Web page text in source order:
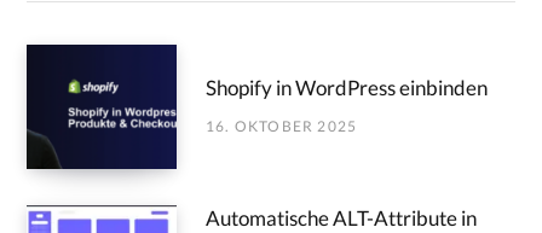
Shopify in WordPress einbinden
16. OKTOBER 2025
Automatische ALT-Attribute in